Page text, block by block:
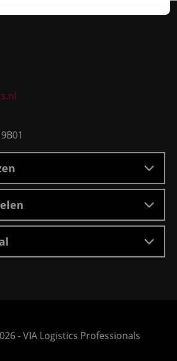
Ga
-VIA Logistics Professionals